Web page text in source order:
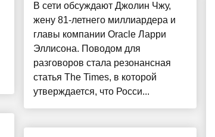
В сети обсуждают Джолин Чжу,
жену 81-летнего миллиардера и
главы компании Oracle Ларри
Эллисона. Поводом для
разговоров стала резонансная
статья The Times, в которой
утверждается, что Росси...